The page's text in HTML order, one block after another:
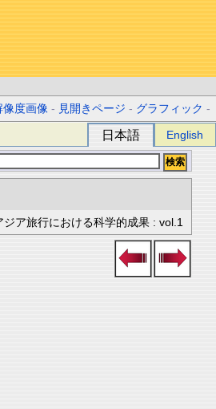
像度画像 - 見開きページ - グラフィック -
日本語 English
ア旅行における科学的成果 : vol.1